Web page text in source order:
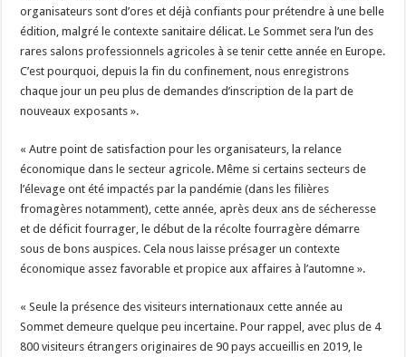
organisateurs sont d’ores et déjà confiants pour prétendre à une belle
édition, malgré le contexte sanitaire délicat. Le Sommet sera l’un des
rares salons professionnels agricoles à se tenir cette année en Europe.
C’est pourquoi, depuis la fin du confinement, nous enregistrons
chaque jour un peu plus de demandes d’inscription de la part de
nouveaux exposants ».
« Autre point de satisfaction pour les organisateurs, la relance
économique dans le secteur agricole. Même si certains secteurs de
l’élevage ont été impactés par la pandémie (dans les filières
fromagères notamment), cette année, après deux ans de sécheresse
et de déficit fourrager, le début de la récolte fourragère démarre
sous de bons auspices. Cela nous laisse présager un contexte
économique assez favorable et propice aux affaires à l’automne ».
« Seule la présence des visiteurs internationaux cette année au
Sommet demeure quelque peu incertaine. Pour rappel, avec plus de 4
800 visiteurs étrangers originaires de 90 pays accueillis en 2019, le